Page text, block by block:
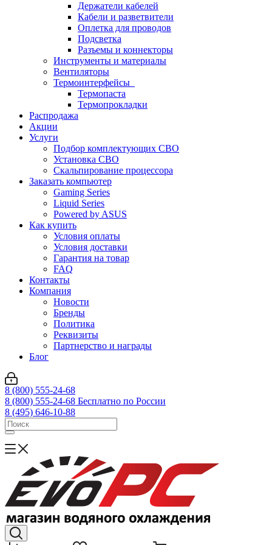
Держатели кабелей
Кабели и разветвители
Оплетка для проводов
Подсветка
Разъемы и коннекторы
Инструменты и материалы
Вентиляторы
Термоинтерфейсы
Термопаста
Термопрокладки
Распродажа
Акции
Услуги
Подбор комплектующих СВО
Установка СВО
Скальпирование процессора
Заказать компьютер
Gaming Series
Liquid Series
Powered by ASUS
Как купить
Условия оплаты
Условия доставки
Гарантия на товар
FAQ
Контакты
Компания
Новости
Бренды
Политика
Реквизиты
Партнерство и награды
Блог
8 (800) 555-24-68
8 (800) 555-24-68 Бесплатно по России
8 (495) 646-10-88